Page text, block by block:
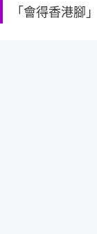
「會得香港腳」